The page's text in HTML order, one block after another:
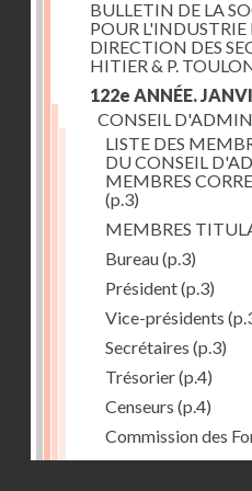
BULLETIN DE LA
POUR
DIRECTION DES
HITIER & P.
122e ANNÉE.
CONSEIL
LISTE DES
DU CONSEIL
MEMBRES
(p.3)
MEMBRES
Bureau(p.3)
Président(p.3)
Vice-présidents
Secrétaires (p.3)
Trésorier(p.4)
Censeurs (p.4)
Commission des
Comité des Arts